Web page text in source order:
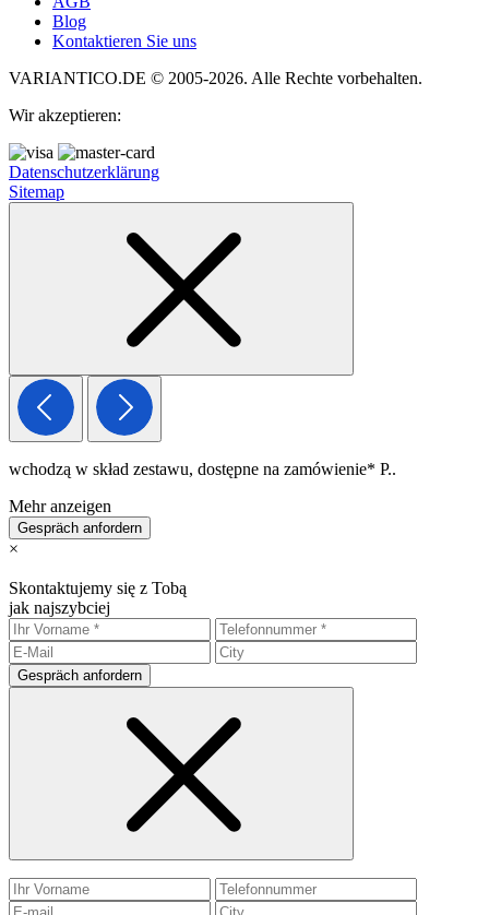
Blog
Kontaktieren Sie uns
VARIANTICO.DE © 2005-2026. Alle Rechte vorbehalten.
Wir akzeptieren:
Datenschutzerklärung
Sitemap
wchodzą w skład zestawu, dostępne na zamówienie* P..
Mehr anzeigen
Gespräch anfordern
×
Skontaktujemy się z Tobą
jak najszybciej
Gespräch anfordern